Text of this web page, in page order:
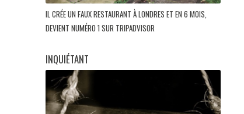
IL CRÉE UN FAUX RESTAURANT À LONDRES ET EN 6 MOIS,
DEVIENT NUMÉRO 1 SUR TRIPADVISOR
INQUIÉTANT